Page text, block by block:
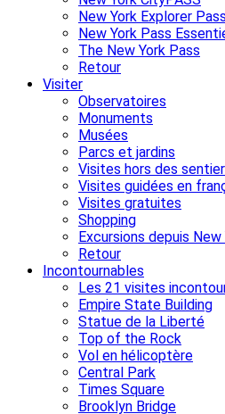
New York Explorer Pass
New York Pass
The New York Pass
Retour
Visiter
Observatoires
Monuments
Musées
Parcs et jardins
Visites hors des
Visites guidées en
Visites gratuites
Shopping
Excursions depuis New
Retour
Incontournables
Les 21 visites
Empire State Building
Statue de la Liberté
Top of the Rock
Vol en hélicoptère
Central Park
Times Square
Brooklyn Bridge